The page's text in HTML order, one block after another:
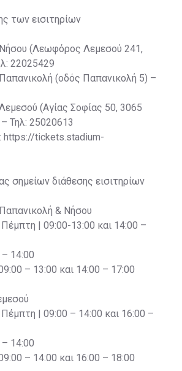
των εισιτηρίων
(Λεωφόρος Λεμεσού 241,
22025429
(οδός Παπανικολή 5) –
(Αγίας Σοφίας 50, 3065
Τηλ: 25020613
https://tickets.stadium-
σημείων διάθεσης εισιτηρίων
& Νήσου
Πέμπτη | 09:00-13:00 και 14:00 –
14:00
– 13:00 και 14:00 – 17:00
Πέμπτη | 09:00 – 14:00 και 16:00 –
14:00
– 14:00 και 16:00 – 18:00